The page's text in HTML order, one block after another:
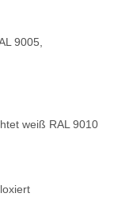
9005,
weiß RAL 9010